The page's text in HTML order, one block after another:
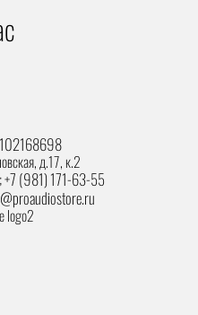
д.17, к.2
(981) 171-63-55